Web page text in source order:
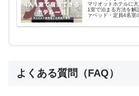
マリオットホテルに
1室で泊まる方法を解
ァベッド・定員4名室
よくある質問（FAQ）